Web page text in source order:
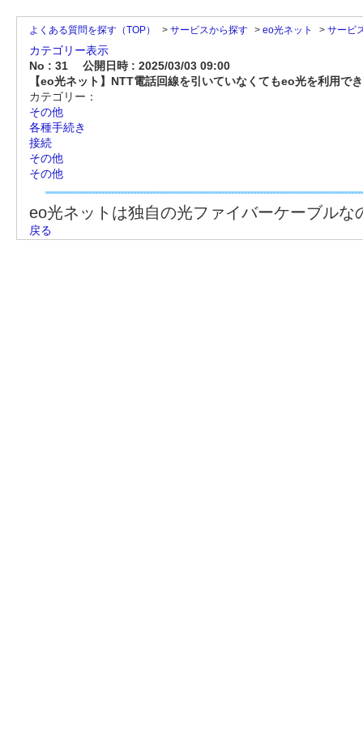
よくある質問を探す（TOP） > サービスから探す > eo光ネット > サービ
カテゴリー表示
No : 31
公開日時 : 2025/03/03 09:00
【eo光ネット】NTT電話回線を引いていなくてもeo光を利用で
カテゴリー：
その他
各種手続き
接続
その他
その他
eo光ネットは独自の光ファイバーケーブルな
戻る